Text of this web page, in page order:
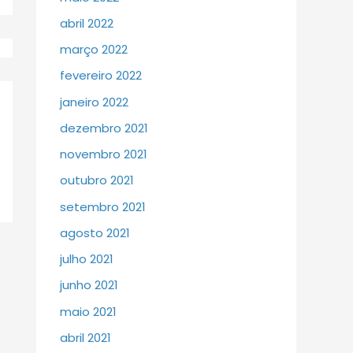
abril 2022
março 2022
fevereiro 2022
janeiro 2022
dezembro 2021
novembro 2021
outubro 2021
setembro 2021
agosto 2021
julho 2021
junho 2021
maio 2021
abril 2021